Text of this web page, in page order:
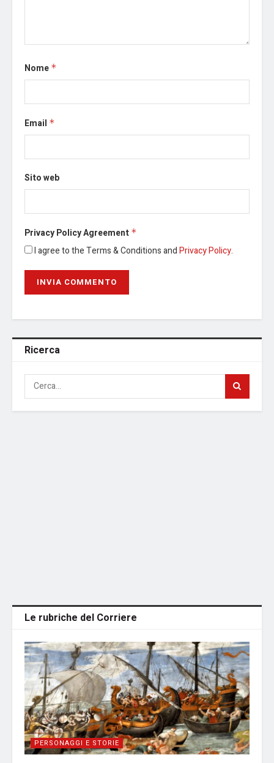
Nome *
Email *
Sito web
Privacy Policy Agreement *
I agree to the Terms & Conditions andPrivacy Policy.
Ricerca
Le rubriche del Corriere
PERSONAGGI E STORIE